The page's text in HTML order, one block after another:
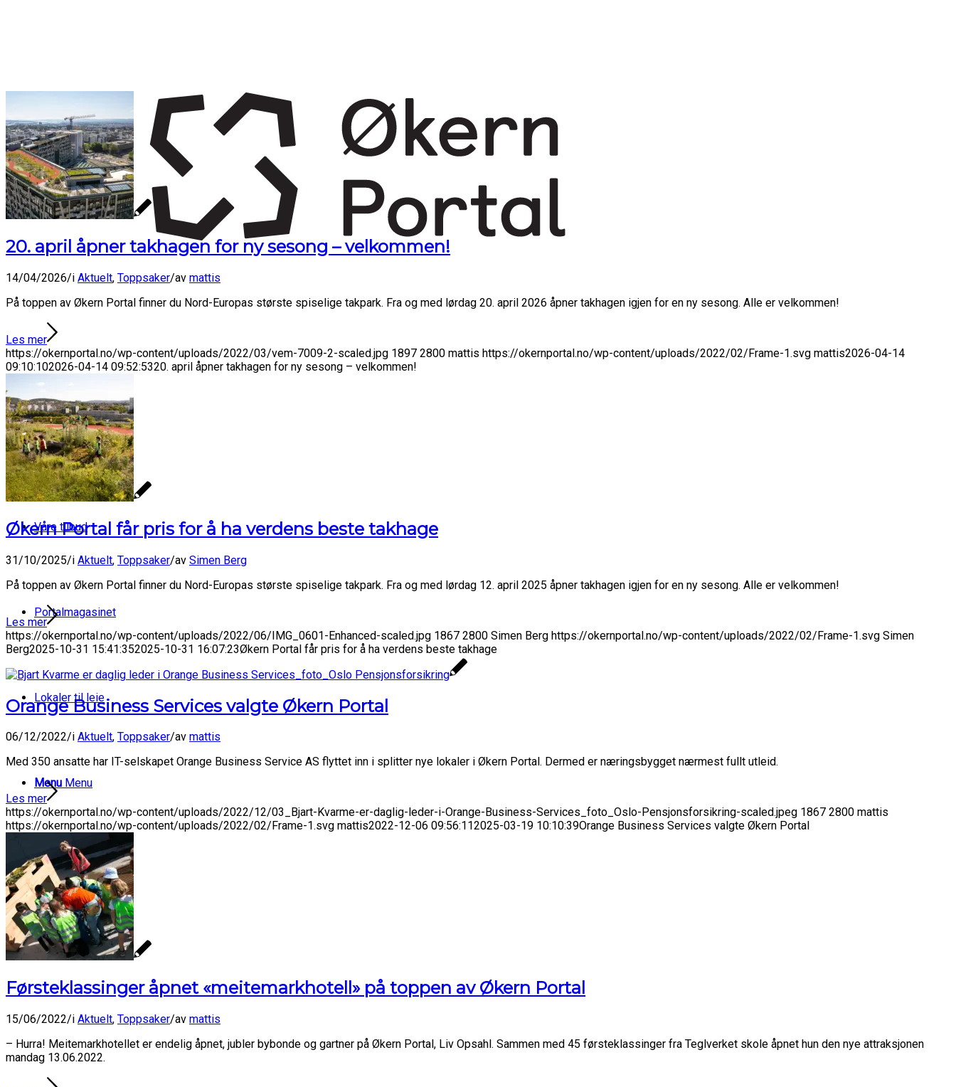
Om Økern Portal
Våre tilbud
Portalmagasinet
Lokaler til leie
Menu Menu
20. april åpner takhagen for ny sesong – velkommen!
14/04/2026/i Aktuelt, Toppsaker/av mattis
På toppen av Økern Portal finner du Nord-Europas største spiselige takpark. Fra og med lørdag 20. april 2026 åpner takhagen igjen for en ny sesong. Alle er velkommen!
Les mer
https://okernportal.no/wp-content/uploads/2022/03/vem-7009-2-scaled.jpg 1897 2800 mattis https://okernportal.no/wp-content/uploads/2022/02/Frame-1.svg mattis2026-04-14
09:10:102026-04-14 09:52:5320. april åpner takhagen for ny sesong – velkommen!
Økern Portal får pris for å ha verdens beste takhage
31/10/2025/i Aktuelt, Toppsaker/av Simen Berg
På toppen av Økern Portal finner du Nord-Europas største spiselige takpark. Fra og med lørdag 12. april 2025 åpner takhagen igjen for en ny sesong. Alle er velkommen!
Les mer
https://okernportal.no/wp-content/uploads/2022/06/IMG_0601-Enhanced-scaled.jpg 1867 2800 Simen Berg https://okernportal.no/wp-content/uploads/2022/02/Frame-1.svg Simen
Berg2025-10-31 15:41:352025-10-31 16:07:23Økern Portal får pris for å ha verdens beste takhage
Orange Business Services valgte Økern Portal
06/12/2022/i Aktuelt, Toppsaker/av mattis
Med 350 ansatte har IT-selskapet Orange Business Service AS flyttet inn i splitter nye lokaler i Økern Portal. Dermed er næringsbygget nærmest fullt utleid.
Les mer
https://okernportal.no/wp-content/uploads/2022/12/03_Bjart-Kvarme-er-daglig-leder-i-Orange-Business-Services_foto_Oslo-Pensjonsforsikring-scaled.jpeg 1867 2800 mattis
https://okernportal.no/wp-content/uploads/2022/02/Frame-1.svg mattis2022-12-06 09:56:112025-03-19 10:10:39Orange Business Services valgte Økern Portal
Førsteklassinger åpnet «meitemarkhotell» på toppen av Økern Portal
15/06/2022/i Aktuelt, Toppsaker/av mattis
– Hurra! Meitemarkhotellet er endelig åpnet, jubler bybonde og gartner på Økern Portal, Liv Opsahl. Sammen med 45 førsteklassinger fra Teglverket skole åpnet hun den nye attraksjonen
mandag 13.06.2022.